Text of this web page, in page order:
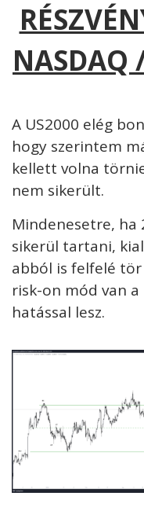
NASDAQ
A US2000 elég
hogy szerintem
kellett volna
nem sikerült.
Mindenesetre, ha
sikerül tartani,
abból is felfelé
risk-on mód van
hatással lesz.